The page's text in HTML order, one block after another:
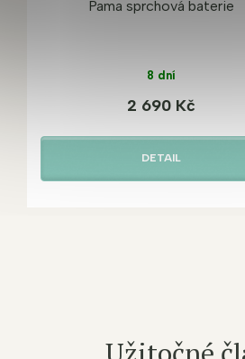
Pama sprchová baterie
8 dní
2 690 Kč
DETAIL